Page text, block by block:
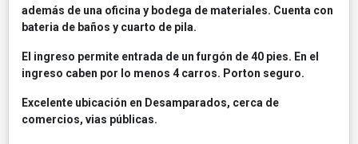
además de una oficina y bodega de materiales. Cuenta con
bateria de baños y cuarto de pila.
El ingreso permite entrada de un furgón de 40 pies. En el
ingreso caben por lo menos 4 carros. Porton seguro.
Excelente ubicación en Desamparados, cerca de
comercios, vias públicas.